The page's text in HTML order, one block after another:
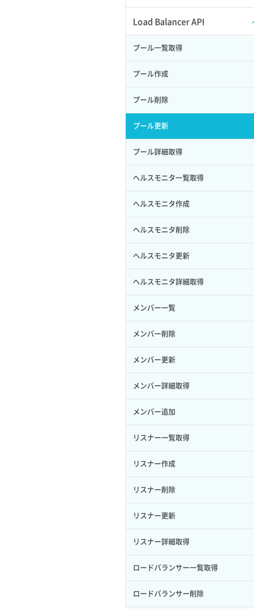
サブユーザーにロールを紐づけ
サブユーザー一覧取得
サブユーザー作成
サブユーザー削除
サブユーザー更新
サブユーザー詳細取得
トークン発行
パーミッション一覧取得
ロールからパーミッションを紐づけ解
除
ロールにパーミッションを紐づけ
ロール一覧取得
ロール作成
ロール削除
ロール更新
ロール詳細取得
指定）
バックアップリストア
バックアップ一覧取得
バックアップ詳細一覧取得
バックアップ詳細取得
ボリュームイメージ保存
ボリュームタイプ一覧取得
ボリュームタイプ詳細取得
ボリューム一覧取得
ボリューム作成
ボリューム削除
ボリューム更新
ボリューム詳細一覧取得
ボリューム詳細取得
自動バックアップ有効化
自動バックアップ無効化
イメージ一覧取得
イメージ保存使用量取得
イメージ保存容量取得
イメージ保存容量変更
イメージ削除
イメージ詳細取得
SSHキーペア一覧取得
SSHキーペア作成
SSHキーペア削除
SSHキーペア詳細取得
アタッチ済みポート一覧取得
アタッチ済みポート詳細取得
アタッチ済みボリューム一覧
アタッチ済みボリューム詳細取得
コンソールURL発行
サーバーに紐づくアドレス取得
サーバーに紐づくアドレス取得（ネッ
変更）
サーバー一覧取得
サーバー作成
サーバー再構築（OS再インストール）
サーバー利用状況グラフ（CPU）
QoSポリシー一覧取得
QoSポリシー詳細取得
サブネット一覧取得
サブネット作成（ローカルネットワー
ク用）
サブネット詳細取得
セキュリティグループ ルール一覧取得
セキュリティグループ ルール作成
セキュリティグループ ルール削除
セキュリティグループ ルール詳細取得
セキュリティグループ一覧取得
セキュリティグループ作成
セキュリティグループ削除
セキュリティグループ更新
セキュリティグループ詳細取得
ネットワーク一覧取得
ネットワーク作成（ローカルネットワ
ーク用）
ネットワーク削除（ローカルネットワ
ーク用）
ネットワーク詳細取得
ポート一覧取得
ポート作成（ローカルネットワーク
用）
Load Balancer API
プール一覧取得
プール作成
プール削除
プール更新
プール詳細取得
ヘルスモニタ一覧取得
ヘルスモニタ作成
ヘルスモニタ削除
ヘルスモニタ更新
ヘルスモニタ詳細取得
メンバー一覧
メンバー削除
メンバー更新
メンバー詳細取得
メンバー追加
リスナー一覧取得
リスナー作成
リスナー削除
リスナー更新
リスナー詳細取得
ロードバランサー一覧取得
ロードバランサー削除